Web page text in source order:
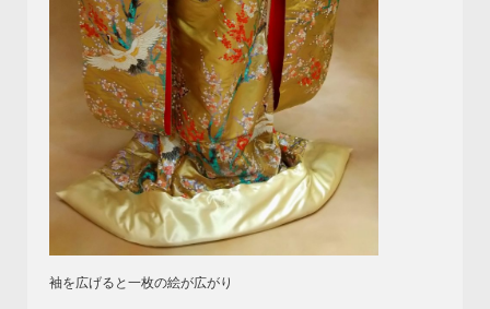
袖を広げると一枚の絵が広がり